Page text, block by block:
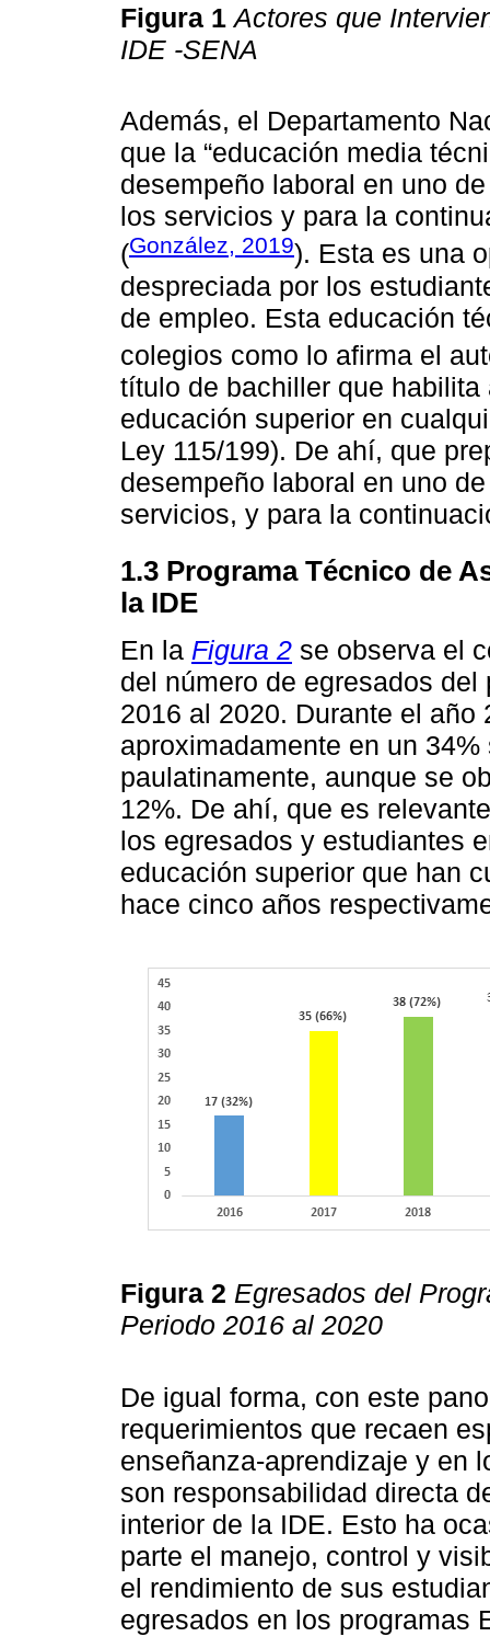
Figura 1Actores que
IDE -SENA
Además, el Departamento
que la “educación media
desempeño laboral en uno
los servicios y para la
(González, 2019). Esta es una
despreciada por los
de empleo. Esta educación
colegios como lo afirma el
título de bachiller que
educación superior en
Ley 115/199). De ahí, que
desempeño laboral en uno
servicios, y para la
1.3 Programa Técnico de
la IDE
En la Figura 2 se observa el
del número de egresados
2016 al 2020. Durante el año
aproximadamente en un
paulatinamente, aunque se
12%. De ahí, que es
los egresados y estudiantes
educación superior que han
hace cinco años
Figura 2 Egresados del
Periodo 2016 al 2020
De igual forma, con este
requerimientos que recaen
enseñanza-aprendizaje y en
son responsabilidad directa
interior de la IDE. Esto ha
parte el manejo, control y
el rendimiento de sus
egresados en los programas